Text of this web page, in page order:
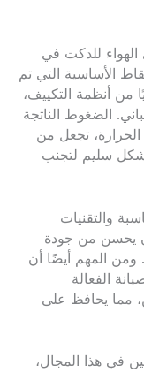
للدكت في
الأساسية التي تم
من أنظمة التكييف،
الضغوط الناتجة
تجعل من
سليم لتجنب
والتقنيات
يحسن من جودة
ومن المهم أيضًا أن
الفعالة
مما يحافظ على
في هذا المجال،